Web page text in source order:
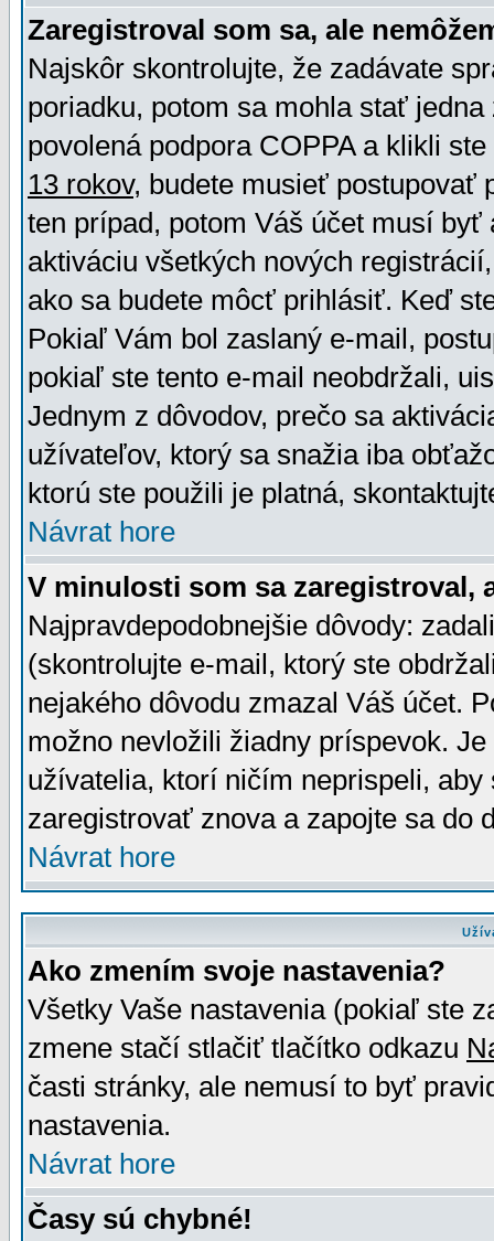
Zaregistroval som sa, ale
Najskôr skontrolujte, že zadávate
poriadku, potom sa mohla stať
povolená podpora COPPA a klikli
13 rokov, budete musieť postupovať
ten prípad, potom Váš účet musí
aktiváciu všetkých nových
ako sa budete môcť prihlásiť. Keď
Pokiaľ Vám bol zaslaný e-mail,
pokiaľ ste tento e-mail neobdržali,
Jednym z dôvodov, prečo sa
užívateľov, ktorý sa snažia iba
ktorú ste použili je platná,
Návrat hore
V minulosti som sa zaregistroval,
Najpravdepodobnejšie dôvody:
(skontrolujte e-mail, ktorý ste
nejakého dôvodu zmazal Váš účet.
možno nevložili žiadny príspevok.
užívatelia, ktorí ničím neprispeli,
zaregistrovať znova a zapojte sa do
Návrat hore
Ako zmením svoje nastavenia?
Všetky Vaše nastavenia (pokiaľ ste
zmene stačí stlačiť tlačítko odkazu
časti stránky, ale nemusí to byť
nastavenia.
Návrat hore
Časy sú chybné!